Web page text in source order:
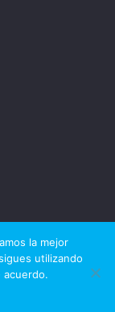
legal -Política de
la mejor
utilizando
acuerdo.